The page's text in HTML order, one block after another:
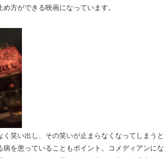
方ができる映画になっています。
笑い出し、その笑いが止まらなくなってしまうと
を患っていることもポイント。コメディアンにな